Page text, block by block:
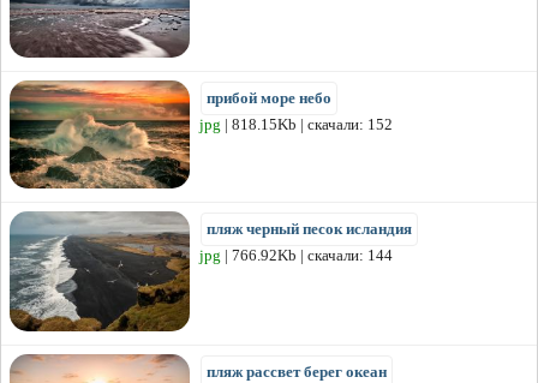
прибой море небо
jpg | 818.15Kb | скачали: 152
пляж черный песок исландия
jpg | 766.92Kb | скачали: 144
пляж рассвет берег океан